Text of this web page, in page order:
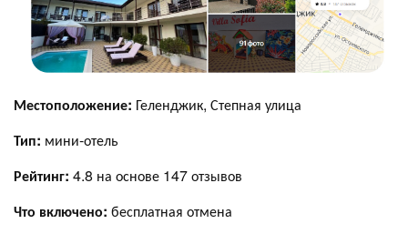
Местоположение: Геленджик, Степная улица
Тип: мини-отель
Рейтинг: 4.8 на основе 147 отзывов
Что включено: бесплатная отмена